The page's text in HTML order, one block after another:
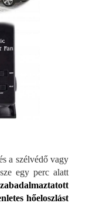
a szélvédő vagy
egy perc alatt
hőeloszlást